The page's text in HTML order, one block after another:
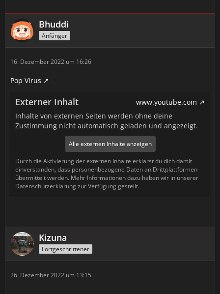
Bhuddi
Anfänger
16. Dezember 2022 um 16:26
Pop Virus
Externer Inhalt
www.youtube.com
Inhalte von externen Seiten werden ohne deine
Zustimmung nicht automatisch geladen und angezeigt.
Alle externen Inhalte anzeigen
Durch die Aktivierung der externen Inhalte erklärst du dich damit
einverstanden, dass personenbezogene Daten an Drittplattformen
übermittelt werden. Mehr Informationen dazu haben wir in unserer
Datenschutzerklärung zur Verfügung gestellt.
Kizuna
Fortgeschrittener
26. Dezember 2022 um 13:15